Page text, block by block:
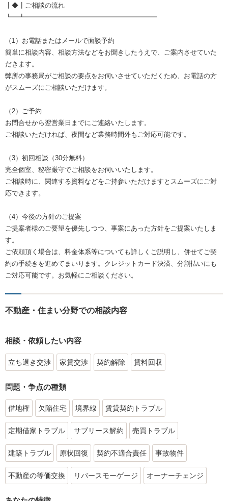
┃◆┃ご相談の流れ
┗━┻━━━━━━━━━━━━━━━━━━━━
（1）お電話またはメールで面談予約
簡単に相談内容、相談方法などをお聞きしたうえで、ご案内させていた
だきます。
弊所の事務局がご相談の要点をお伺いさせていただくため、お電話の方
がスムーズにご相談いただけます。
（2）ご予約
お問合せから翌営業日までにご連絡いたします。
ご相談いただければ、夜間など業務時間外もご対応可能です。
（3）初回相談（30分無料）
完全個室、秘密厳守でご相談をお伺いいたします。
ご相談時に、関連する資料などをご持参いただけますとスムーズにご対
応できます。
（4）今後の方針のご提案
ご提案者様のご要望を優先しつつ、事案にあった方針をご提案いたしま
す。
ご依頼頂く場合は、料金体系等についても詳しくご説明し、併せてご契
約の手続きを進めてまいります。クレジットカード決済、分割払いにも
ご対応可能です。お気軽にご相談ください。
不動産・住まい分野での相談内容
相談・依頼したい内容
立ち退き交渉 家賃交渉 契約解除 賃料回収
問題・争点の種類
借地権 欠陥住宅 境界線 賃貸契約トラブル
定期借家トラブル サブリース解約 売買トラブル
建築トラブル 原状回復 契約不適合責任 事故物件
不動産の等価交換 リバースモーゲージ オーナーチェンジ